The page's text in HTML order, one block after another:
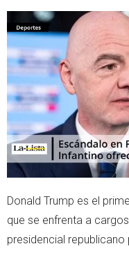
i
t
t
e
r
a
t
s
a
p
p
Donald Trump es el
que se enfrenta a
presidencial